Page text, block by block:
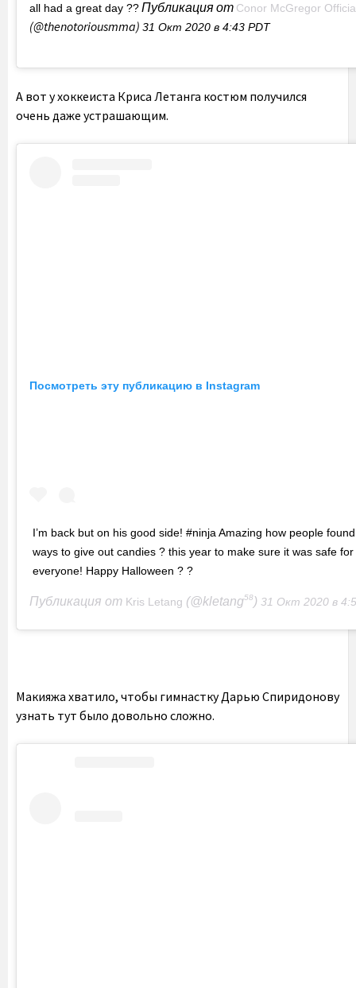
all had a great day ??Публикация от Conor McGregor
(@thenotoriousmma) 31 Окт 2020 в 4:43 PDT
А вот у хоккеиста Криса Летанга костюм получился
очень даже устрашающим.
Посмотреть эту публикацию в Instagram
I’m back but on his good side! #ninja Amazing how people found
ways to give out candies ? this year to make sure it was safe for
everyone! Happy Halloween ? ?
Публикация от Kris Letang (@kletang58) 31 Окт 2020 в 4:52
Макияжа хватило, чтобы гимнастку Дарью Спиридонову
узнать тут было довольно сложно.